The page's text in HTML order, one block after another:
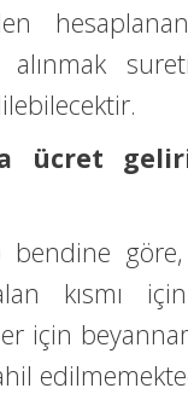
ücret
kısmı için
için